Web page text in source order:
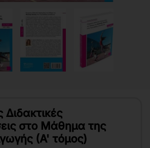
στο Μάθημα της
(Α' τόμος)